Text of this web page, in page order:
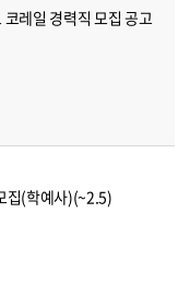
레일 경력직 모집 공고
집(학예사)(~2.5)